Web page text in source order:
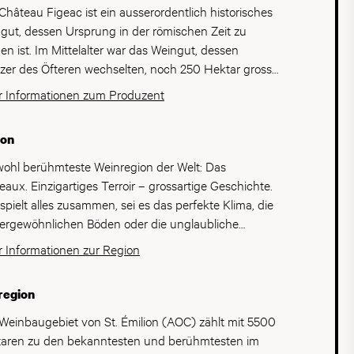
Figeac ist ein ausserordentlich historisches
dessen Ursprung in der römischen Zeit zu
ist. Im Mittelalter war das Weingut, dessen
des Öfteren wechselten, noch 250 Hektar gross.
von Rebläusen wurde ein Großteil des
im 19. Jahrhundert stark dezimiert, sodass das
Frankreichs gehörte. André Villepigue, der
von Thierrry Manoncourt, kaufte das
1896. André Villepigue vermochte die
des Weinkellers und die Pflege der
stetig zu verbessern, sodass das Weingut
des Landes gehörte. Später führte Thierry
Eric d’Aramon übernommen wurde.,
Figeac, eine majestätische Domäne in Saint-
mit einer Geschichte, die bis ins 2. Jahrhundert
Informationen zum Produzent
berühmteste Weinregion der Welt: Das
Einzigartiges Terroir – grossartige Geschichte.
alles zusammen, sei es das perfekte Klima, die
Böden oder die unglaubliche
mit einem enormen Erfahrungs- und
Damit zählt Bordeaux unbestreitbar zu
Klima mit feuchten, milden Wintern,
Frühjahr und trockenen, heissen Sommern
schafft perfekte Voraussetzungen für die
Informationen zur Region
von St. Émilion (AOC) zählt mit 5500
zu den bekanntesten und berühmtesten im